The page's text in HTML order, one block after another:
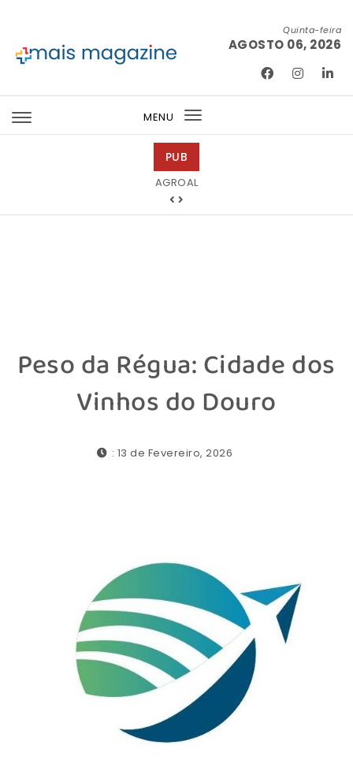
Quinta-feira
AGOSTO 06, 2026
MENU
Toggle
PUB
Bondex
Peso da Régua: Cidade dos
Vinhos do Douro
: 13 de Fevereiro, 2026